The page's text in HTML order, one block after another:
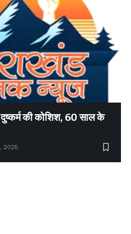
की कोशिश, 60 साल के
2025